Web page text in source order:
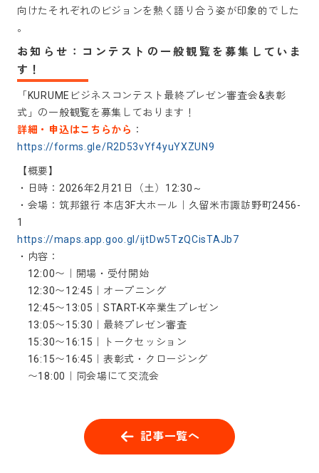
向けたそれぞれのビジョンを熱く語り合う姿が印象的でした
。
お知らせ：コンテストの一般観覧を募集していま
す！
「KURUMEビジネスコンテスト最終プレゼン審査会&表彰
式」の一般観覧を募集しております！
詳細・申込はこちらから ：
https://forms.gle/R2D53vYf4yuYXZUN9
【概要】
・日時：2026年2月21日（土）12:30～
・会場：筑邦銀行 本店3F大ホール｜久留米市諏訪野町2456-
1
https://maps.app.goo.gl/ijtDw5TzQCisTAJb7
・内容：
12:00〜｜開場・受付開始
12:30〜12:45｜オープニング
12:45〜13:05｜START-K卒業生プレゼン
13:05〜15:30｜最終プレゼン審査
15:30〜16:15｜トークセッション
16:15〜16:45｜表彰式・クロージング
〜18:00｜同会場にて交流会
記事一覧へ